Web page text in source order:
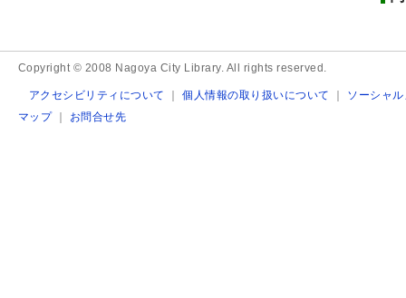
Copyright © 2008 Nagoya City Library. All rights reserved.
アクセシビリティについて ｜個人情報の取り扱いについて ｜ ソーシャ
マップ｜ お問合せ先